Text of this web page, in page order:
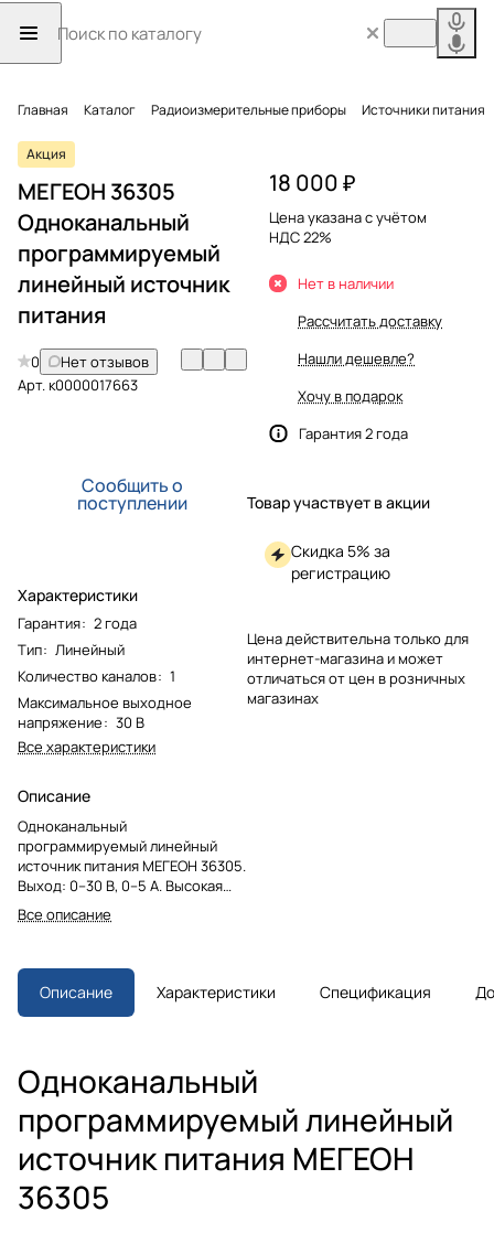
Главная Каталог Радиоизмерительные приборы Источники питания
Акция
МЕГЕОН 36305
Одноканальный
программируемый
линейный источник
питания
0
Нет отзывов
Арт.к0000017663
Сообщить о
поступлении
Характеристики
Гарантия: 2 года
Тип: Линейный
Количество каналов: 1
Максимальное выходное
напряжение: 30 В
Все характеристики
Описание
Одноканальный
программируемый линейный
источник питания МЕГЕОН 36305.
Выход: 0–30 В, 0–5 А. Высокая
стабильность, низкий уровень
пульсаций. Программирование 5
защита от перегрузки и КЗ.
Стальной корпус, яркий ЖК-
дисплей. Для разработки,
Все описание
18 000 ₽
Цена указана с учётом
НДС 22%
Нет в наличии
Рассчитать доставку
Нашли дешевле?
Хочу в подарок
Гарантия 2 года
Товар участвует в акции
Скидка 5% за
регистрацию
Цена действительна только для
интернет-магазина и может
отличаться от цен в розничных
магазинах
Описание Характеристики Спецификация
Одноканальный
программируемый линейный
источник питания МЕГЕОН
36305